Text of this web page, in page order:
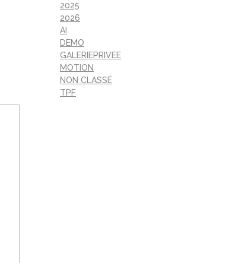
2025
2026
AI
DEMO
GALERIEPRIVEE
MOTION
NON CLASSÉ
TPF